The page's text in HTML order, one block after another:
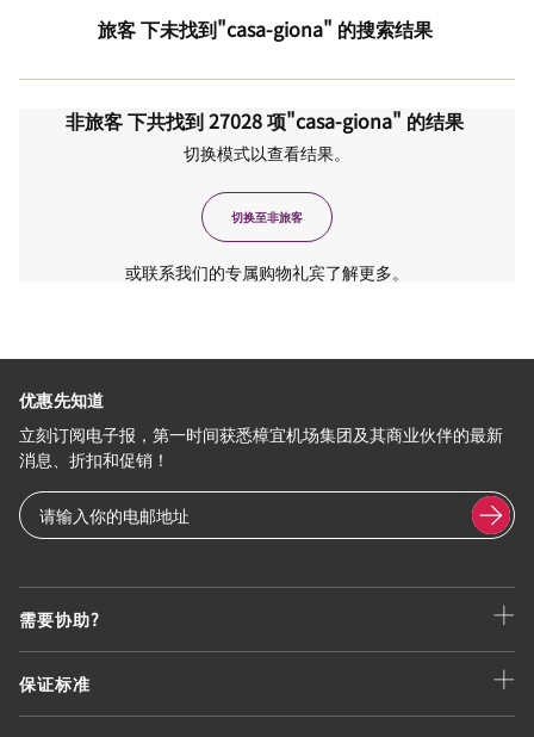
旅客下未找到"casa-giona" 的搜索结果
非旅客下共找到27028项"casa-giona" 的结果
切换模式以查看结果。
切换至非旅客
或联系我们的专属购物礼宾了解更多。
需要协助?
保证标准
优惠先知道
立刻订阅电子报，第一时间获悉樟宜机场集团及其商业伙伴的最新
消息、折扣和促销！